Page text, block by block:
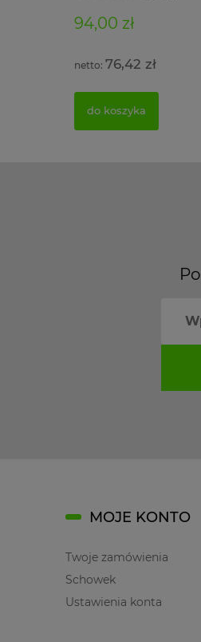
94,00 zł
76,42 zł
do koszyka
MOJE KONTO
Twoje zamówienia
Schowek
Ustawienia konta